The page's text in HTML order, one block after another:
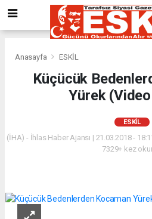
Anasayfa ESKİL
Küçücük
Yürek
ESKİL
(İHA) - İhlas Haber Ajansı | 21.03.2018 -
7329+ kez